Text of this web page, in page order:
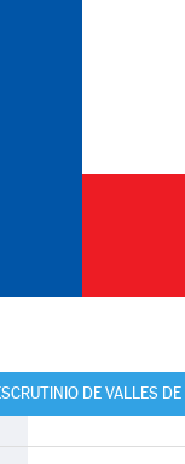
DE VALLES